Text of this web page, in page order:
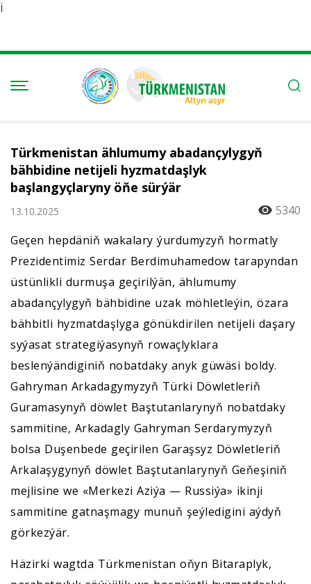
Ï
Türkmenistan ählumumy abadançylygyň
bähbidine netijeli hyzmatdaşlyk
başlangyçlaryny öňe sürýär
13.10.2025
5340
Geçen hepdäniň wakalary ýurdumyzyň hormatly
Prezidentimiz Serdar Berdimuhamedow tarapyndan
üstünlikli durmuşa geçirilýän, ählumumy
abadançylygyň bähbidine uzak möhletleýin, özara
bähbitli hyzmatdaşlyga gönükdirilen netijeli daşary
syýasat strategiýasynyň rowaçlyklara
beslenýändiginiň nobatdaky anyk güwäsi boldy.
Gahryman Arkadagymyzyň Türki Döwletleriň
Guramasynyň döwlet Baştutanlarynyň nobatdaky
sammitine, Arkadagly Gahryman Serdarymyzyň
bolsa Duşenbede geçirilen Garaşsyz Döwletleriň
Arkalaşygynyň döwlet Baştutanlarynyň Geňeşiniň
mejlisine we «Merkezi Aziýa — Russiýa» ikinji
sammitine gatnaşmagy munuň şeýledigini aýdyň
görkezýär.
Häzirki wagtda Türkmenistan oňyn Bitaraplyk,